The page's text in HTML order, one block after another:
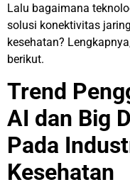
Lalu bagaimana
solusi konektivitas
kesehatan?
berikut.
Trend
AI dan Big
Pada
Kesehatan